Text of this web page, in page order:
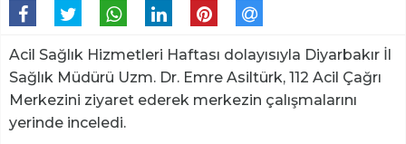
Acil Sağlık Hizmetleri Haftası dolayısıyla Diyarbakır İl
Sağlık Müdürü Uzm. Dr. Emre Asiltürk, 112 Acil Çağrı
Merkezini ziyaret ederek merkezin çalışmalarını
yerinde inceledi.